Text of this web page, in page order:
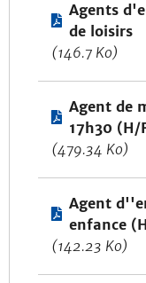
Agents
de loisirs
(146.7 Ko)
Agent de
17h30 (H/
(479.34 Ko)
Agent
enfance
(142.23 Ko)